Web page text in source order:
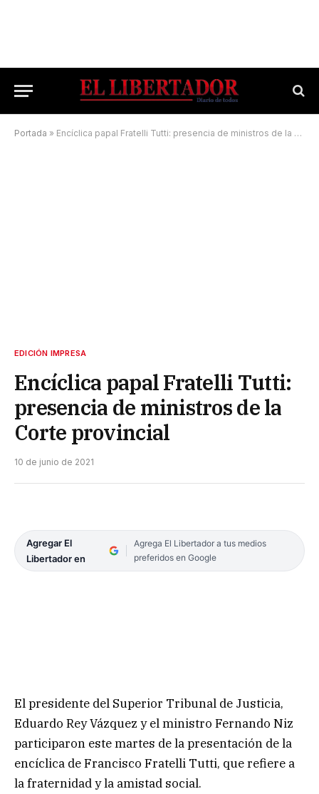
Portada » Encíclica papal Fratelli Tutti: presencia de ministros de la Corte provincial
EDICIÓN IMPRESA
Encíclica papal Fratelli Tutti:
presencia de ministros de la
Corte provincial
10 de junio de 2021
Agregar El
Libertador en
Agrega El Libertador a tus medios
preferidos en Google
El presidente del Superior Tribunal de Justicia,
Eduardo Rey Vázquez y el ministro Fernando Niz
participaron este martes de la presentación de la
encíclica de Francisco Fratelli Tutti, que refiere a
la fraternidad y la amistad social.